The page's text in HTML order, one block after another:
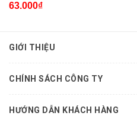
63.000₫
GIỚI THIỆU
CHÍNH SÁCH CÔNG TY
HƯỚNG DẪN KHÁCH HÀNG